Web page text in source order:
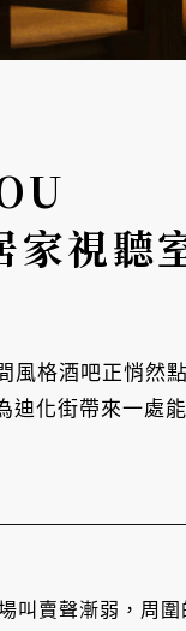
視聽
風格酒吧正悄然
迪化街帶來一處
叫賣聲漸弱，周圍